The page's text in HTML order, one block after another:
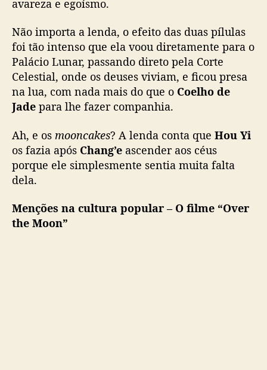
avareza e egoísmo.
Não importa a lenda, o efeito das duas pílulas
foi tão intenso que ela voou diretamente para o
Palácio Lunar, passando direto pela Corte
Celestial, onde os deuses viviam, e ficou presa
na lua, com nada mais do que o Coelho de
Jade para lhe fazer companhia.
Ah, e os mooncakes? A lenda conta que Hou Yi
os fazia após Chang’e ascender aos céus
porque ele simplesmente sentia muita falta
dela.
Menções na cultura popular – O filme “Over
the Moon”